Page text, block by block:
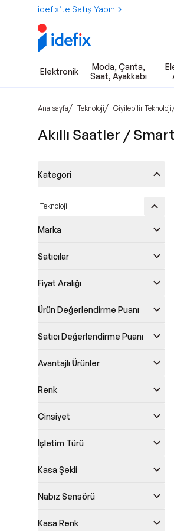
idefix’te Satış Yapın
Elektronik
Moda, Çanta,
Saat, Ayakkabı
Ana sayfa/ Teknoloji/ Giyilebilir Teknoloji
Akıllı Saatler /
Kategori
Teknoloji
Marka
Satıcılar
Fiyat Aralığı
Ürün Değerlendirme Puanı
Satıcı Değerlendirme Puanı
Avantajlı Ürünler
Renk
Cinsiyet
İşletim Türü
Kasa Şekli
Nabız Sensörü
Kasa Renk